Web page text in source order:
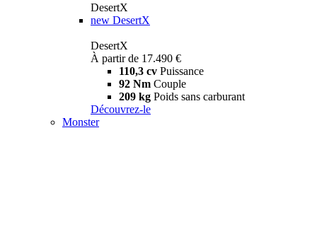
DesertX
new DesertX
DesertX
À partir de 17.490 €
110,3 cv Puissance
92 Nm Couple
209 kg Poids sans carburant
Découvrez-le
Monster